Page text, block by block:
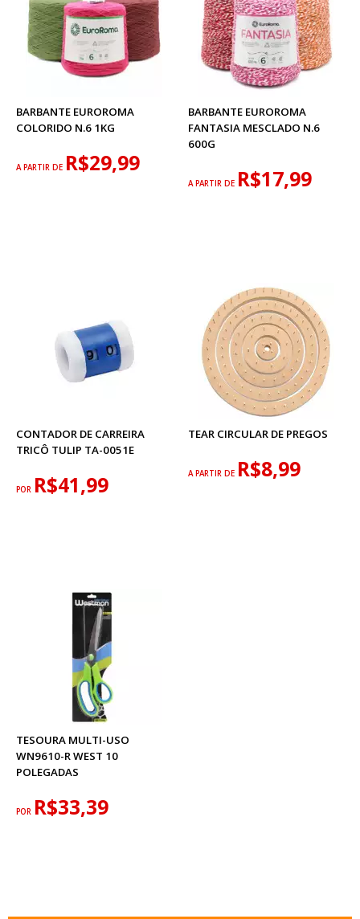
BARBANTE EUROROMA
COLORIDO N.6 1KG
A PARTIR DE R$29,99
BARBANTE EUROROMA
FANTASIA MESCLADO N.6
600G
A PARTIR DE R$17,99
CONTADOR DE CARREIRA
TRICÔ TULIP TA-0051E
POR R$41,99
TEAR CIRCULAR DE PREGOS
A PARTIR DE R$8,99
TESOURA MULTI-USO
WN9610-R WEST 10
POLEGADAS
POR R$33,39